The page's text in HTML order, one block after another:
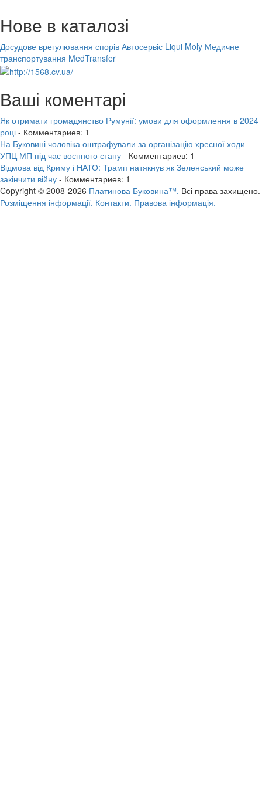
Нове в каталозі
Досудове врегулювання спорів Автосервіс Liqui Moly Медичне
транспортування MedTransfer
Ваші коментарі
Як отримати громадянство Румунії: умови для оформлення в 2024
році - Комментариев: 1
На Буковині чоловіка оштрафували за організацію хресної ходи
УПЦ МП під час воєнного стану - Комментариев: 1
Відмова від Криму і НАТО: Трамп натякнув як Зеленський може
закінчити війну - Комментариев: 1
Copyright © 2008-2026 Платинова Буковина™. Всі права захищено.
Розміщення інформації. Контакти. Правова інформація.